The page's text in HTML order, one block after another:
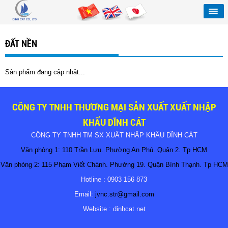
ĐẤT NỀN
Sản phẩm đang cập nhật...
CÔNG TY TNHH THƯƠNG MẠI SẢN XUẤT XUẤT NHẬP
KHẨU DĨNH CÁT
CÔNG TY TNHH TM SX XUẤT NHẬP KHẨU DĨNH CÁT
Văn phòng 1: 110 Trần Lựu. Phường An Phú. Quận 2. Tp HCM
Văn phòng 2: 115 Phạm Viết Chánh. Phường 19. Quận Bình Thạnh. Tp HCM
Hotline : 0903 156 873
Email: jvnc.str@gmail.com
Website : dinhcat.net